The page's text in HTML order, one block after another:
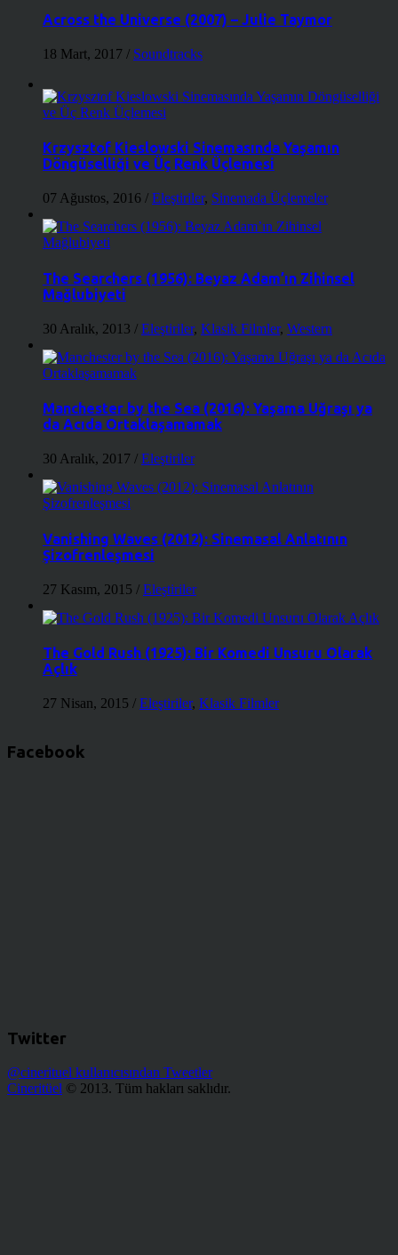
Across the Universe (2007) – Julie Taymor
18 Mart, 2017 / Soundtracks
Krzysztof Kieslowski Sinemasında Yaşamın
Döngüselliği ve Üç Renk Üçlemesi
07 Ağustos, 2016 / Eleştiriler, Sinemada Üçlemeler
The Searchers (1956): Beyaz Adam’ın Zihinsel
Mağlubiyeti
30 Aralık, 2013 / Eleştiriler, Klasik Filmler, Western
Manchester by the Sea (2016): Yaşama Uğraşı ya
da Acıda Ortaklaşamamak
30 Aralık, 2017 / Eleştiriler
Vanishing Waves (2012): Sinemasal Anlatının
Şizofrenleşmesi
27 Kasım, 2015 / Eleştiriler
The Gold Rush (1925): Bir Komedi Unsuru Olarak
Açlık
27 Nisan, 2015 / Eleştiriler, Klasik Filmler
Facebook
Twitter
@cinerituel kullanıcısından Tweetler
Cineritüel © 2013. Tüm hakları saklıdır.